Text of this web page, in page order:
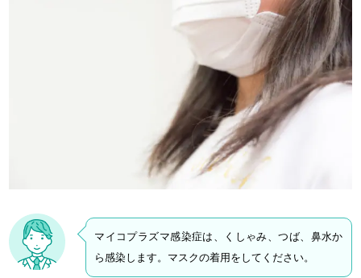
マイコプラズマ感染症は、くしゃみ、つば、鼻水か
ら感染します。マスクの着用をしてください。